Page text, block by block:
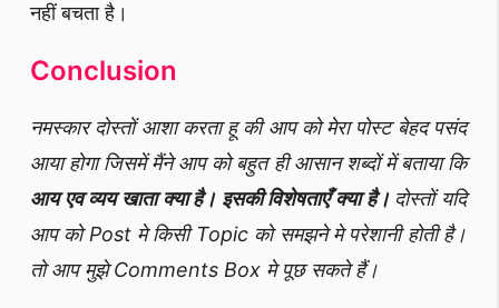
नहीं बचता है।
Conclusion
नमस्कार दोस्तों आशा करता हू की आप को मेरा पोस्ट बेहद पसंद
आया होगा जिसमें मैंने आप को बहुत ही आसान शब्दों में बताया कि
आय एव व्यय खाता क्या है। इसकी विशेषताएँ क्या है। दोस्तों यदि
आप को Post मे किसी Topic को समझने मे परेशानी होती है।
तो आप मुझे Comments Box मे पूछ सकते हैं।